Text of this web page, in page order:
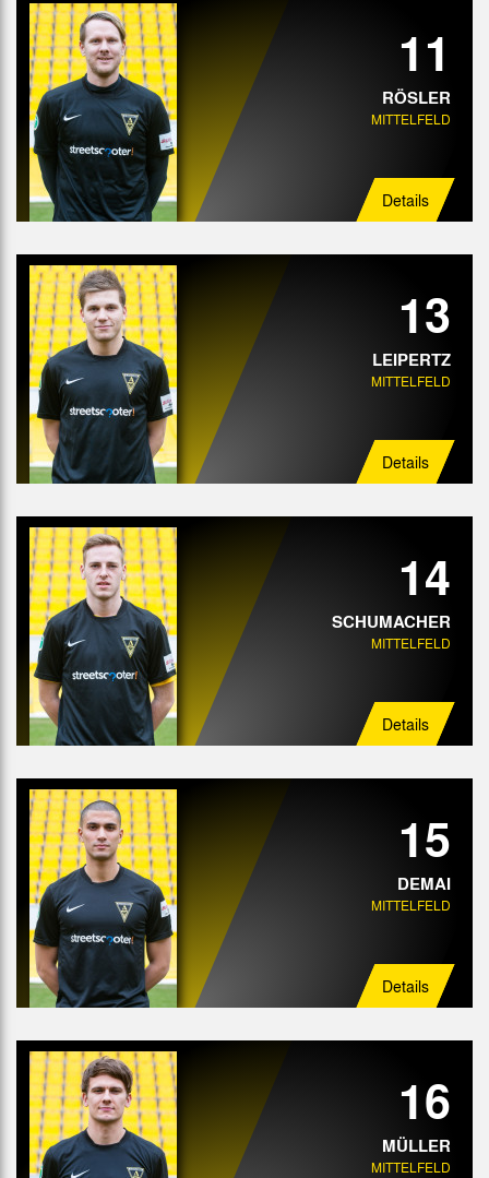
11
RÖSLER
MITTELFELD
Details
13
LEIPERTZ
MITTELFELD
Details
14
SCHUMACHER
MITTELFELD
Details
15
DEMAI
MITTELFELD
Details
16
MÜLLER
MITTELFELD